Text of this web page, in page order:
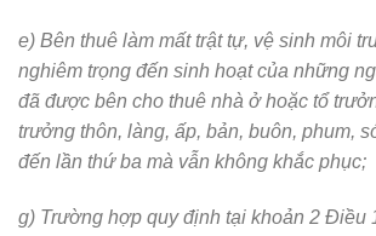
e) Bên thuê làm mất trật tự, vệ sinh môi
nghiêm trọng đến sinh hoạt của những
đã được bên cho thuê nhà ở hoặc tổ
trưởng thôn, làng, ấp, bản, buôn, phum,
đến lần thứ ba mà vẫn không khắc phục;
g) Trường hợp quy định tại khoản 2 Điều